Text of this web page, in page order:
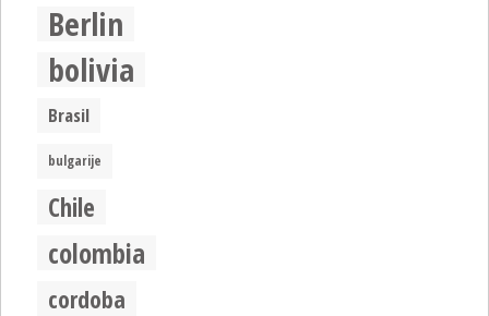
Berlin
bolivia
Brasil
bulgarije
Chile
colombia
cordoba